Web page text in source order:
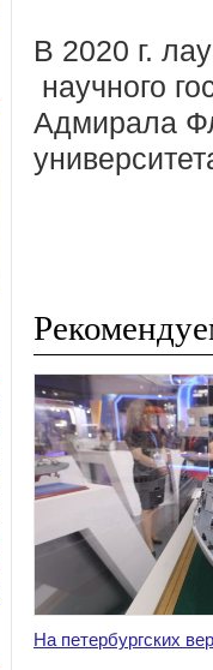
В 2020 г.
научного
Адмирала
На петербургских